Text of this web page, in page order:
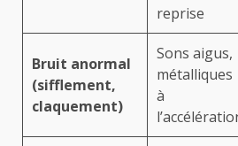
reprise
Bruit anormal
(sifflement,
claquement)
Sons aigus,
métalliques
à